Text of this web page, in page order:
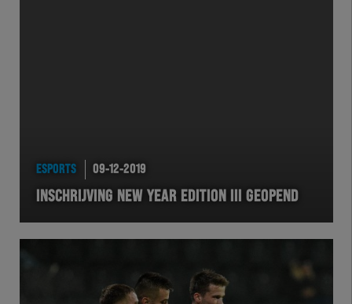
ESPORTS 09-12-2019
INSCHRIJVING NEW YEAR EDITION III GEOPEND